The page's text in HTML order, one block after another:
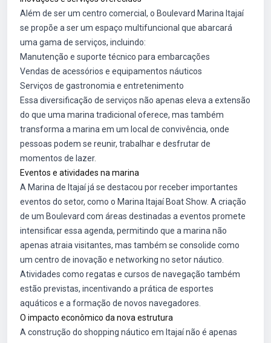
Além de ser um centro comercial, o Boulevard Marina Itajaí
se propõe a ser um espaço multifuncional que abarcará
uma gama de serviços, incluindo:
Manutenção e suporte técnico para embarcações
Vendas de acessórios e equipamentos náuticos
Serviços de gastronomia e entretenimento
Essa diversificação de serviços não apenas eleva a extensão
do que uma marina tradicional oferece, mas também
transforma a marina em um local de convivência, onde
pessoas podem se reunir, trabalhar e desfrutar de
momentos de lazer.
Eventos e atividades na marina
A Marina de Itajaí já se destacou por receber importantes
eventos do setor, como o Marina Itajaí Boat Show. A criação
de um Boulevard com áreas destinadas a eventos promete
intensificar essa agenda, permitindo que a marina não
apenas atraia visitantes, mas também se consolide como
um centro de inovação e networking no setor náutico.
Atividades como regatas e cursos de navegação também
estão previstas, incentivando a prática de esportes
aquáticos e a formação de novos navegadores.
O impacto econômico da nova estrutura
A construção do shopping náutico em Itajaí não é apenas